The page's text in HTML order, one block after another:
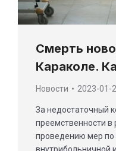
Смерть
Караколе.
Новости 2023-01-
За недостаточный
преемственности в
проведению мер